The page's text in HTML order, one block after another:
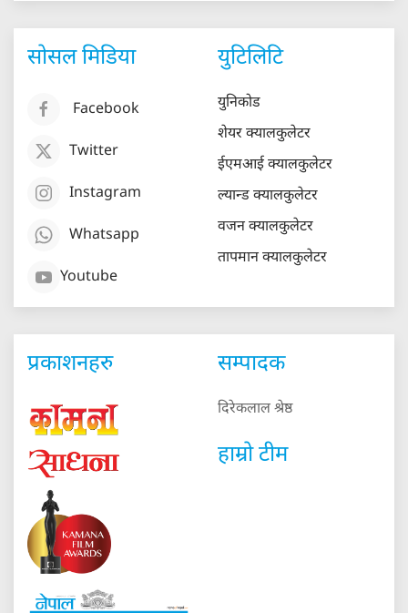
सोसल मिडिया
Facebook
Twitter
Instagram
Whatsapp
Youtube
युटिलिटि
युनिकोड
शेयर क्यालकुलेटर
ईएमआई क्यालकुलेटर
ल्यान्ड क्यालकुलेटर
वजन क्यालकुलेटर
तापमान क्यालकुलेटर
प्रकाशनहरु सम्पादक
दिरेकलाल श्रेष्ठ
हाम्रो टीम